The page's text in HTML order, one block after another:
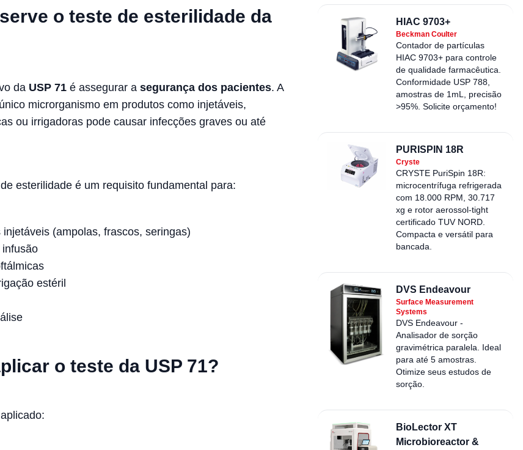
o teste de esterilidade da
da USP 71 é assegurar a segurança dos pacientes. A
microrganismo em produtos como injetáveis,
ou irrigadoras pode causar infecções graves ou até
esterilidade é um requisito fundamental para:
injetáveis (ampolas, frascos, seringas)
estéril
o teste da USP 71?
HIAC 9703+
Beckman Coulter
Contador de partículas
HIAC 9703+ para controle
de qualidade farmacêutica.
Conformidade USP 788,
amostras de 1mL, precisão
>95%. Solicite orçamento!
PURISPIN 18R
Cryste
CRYSTE PuriSpin 18R:
microcentrífuga refrigerada
com 18.000 RPM, 30.717
xg e rotor aerossol-tight
certificado TUV NORD.
Compacta e versátil para
bancada.
DVS Endeavour
Surface Measurement
Systems
DVS Endeavour -
Analisador de sorção
gravimétrica paralela. Ideal
para até 5 amostras.
Otimize seus estudos de
sorção.
BioLector XT
Microbioreactor &